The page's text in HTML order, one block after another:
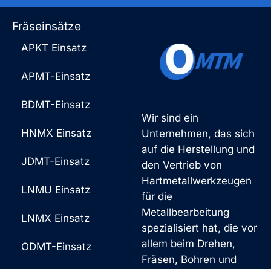
Wir sind ein
Unternehmen, das sich
auf die Herstellung und
den Vertrieb von
Hartmetallwerkzeugen
für die
Metallbearbeitung
spezialisiert hat, die vor
allem beim Drehen,
Fräsen, Bohren und
Fräseinsätze
APKT Einsatz
APMT-Einsatz
BDMT-Einsatz
HNMX Einsatz
JDMT-Einsatz
LNMU Einsatz
LNMX Einsatz
ODMT-Einsatz